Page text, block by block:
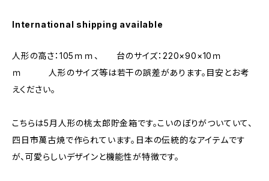
International shipping available
人形の高さ：105ｍｍ、 台のサイズ：220×90×10ｍ
ｍ 人形のサイズ等は若干の誤差があります。目安とお考
えください。
こちらは5月人形の桃太郎貯金箱です。こいのぼりがついていて、
四日市萬古焼で作られています。日本の伝統的なアイテムです
が、可愛らしいデザインと機能性が特徴です。